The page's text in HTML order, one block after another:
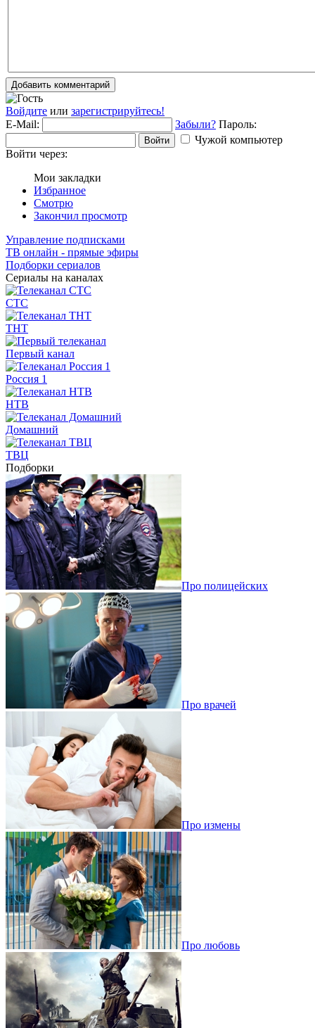
Добавить комментарий
Войдите или зарегистрируйтесь!
E-Mail:
Забыли? Пароль:
Войти
Чужой компьютер
Войти через:
Мои закладки
Избранное
Смотрю
Закончил просмотр
Управление подписками
ТВ онлайн - прямые эфиры
Подборки сериалов
Сериалы на каналах
СТС
ТНТ
Первый канал
Россия 1
НТВ
Домашний
ТВЦ
Подборки
Про полицейских
Про врачей
Про измены
Про любовь